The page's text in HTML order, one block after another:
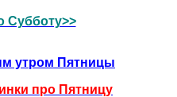
Субботу>>
утром Пятницы
про Пятницу